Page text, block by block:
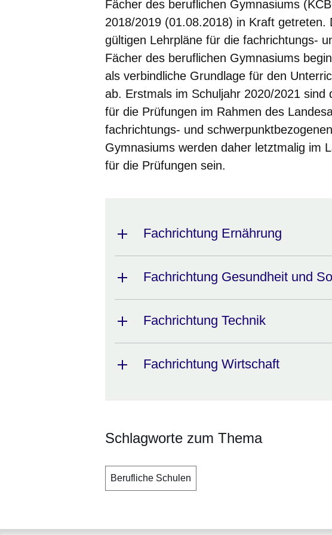
Fächer des beruflichen Gymnasiums
2018/2019 (01.08.2018) in Kraft getreten.
gültigen Lehrpläne für die fachrichtungs-
Fächer des beruflichen Gymnasiums
als verbindliche Grundlage für den
ab. Erstmals im Schuljahr 2020/2021 sind
für die Prüfungen im Rahmen des
fachrichtungs- und
Gymnasiums werden daher letztmalig im
für die Prüfungen sein.
Fachrichtung Ernährung
Fachrichtung Gesundheit und
Fachrichtung Technik
Fachrichtung Wirtschaft
Schlagworte zum Thema
Berufliche Schulen